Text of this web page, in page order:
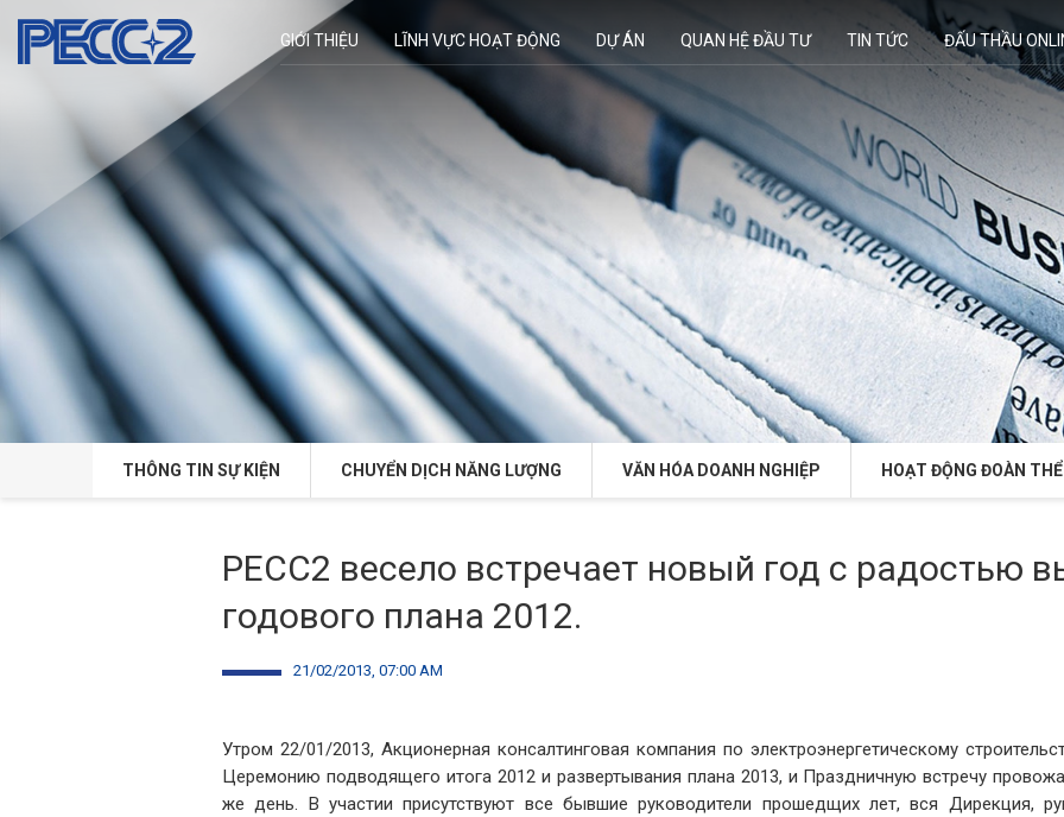
GIỚI THIỆU LĨNH VỰC HOẠT ĐỘNG DỰ ÁN QUAN HỆ ĐẦU TƯ TIN TỨC ĐẤU THẦU
THÔNG TIN SỰ KIỆN CHUYỂN DỊCH NĂNG LƯỢNG VĂN HÓA DOANH NGHIỆP HOẠT ĐỘNG ĐOÀN THỂ
PECC2 весело встречает новый год с радостью
годового плана 2012.
21/02/2013, 07:00 AM
Утром 22/01/2013, Акционерная консалтинговая компания по электроэнергетическому
Церемонию подводящего итога 2012 и развертывания плана 2013, и Праздничную встречу
же день. В участии присутствуют все бывшие руководители прошедщих лет, вся Дирекция,